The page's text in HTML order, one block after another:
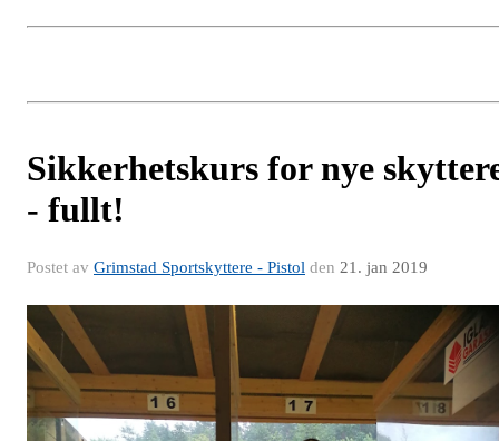
Sikkerhetskurs for nye
- fullt!
Postet av Grimstad Sportskyttere - Pistol den 21. jan 2019